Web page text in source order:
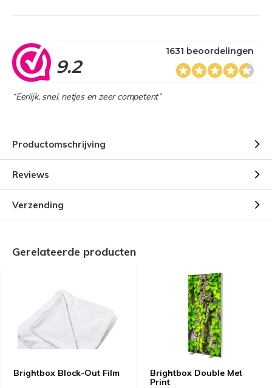
9.2
1631 beoordelingen
“Eerlijk, snel, netjes en zeer competent”
Productomschrijving
Reviews
Verzending
Gerelateerde producten
Brightbox Block-Out Film
Brightbox Double Met
Print